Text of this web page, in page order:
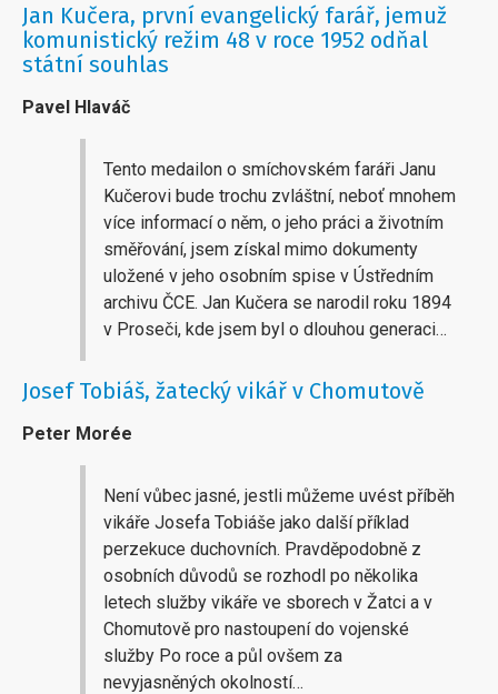
Jan Kučera, první evangelický farář, jemuž
komunistický režim 48 v roce 1952 odňal
státní souhlas
Pavel Hlaváč
Tento medailon o smíchovském faráři Janu
Kučerovi bude trochu zvláštní, neboť mnohem
více informací o něm, o jeho práci a životním
směřování, jsem získal mimo dokumenty
uložené v jeho osobním spise v Ústředním
archivu ČCE. Jan Kučera se narodil roku 1894
v Proseči, kde jsem byl o dlouhou generaci…
Josef Tobiáš, žatecký vikář v Chomutově
Peter Morée
Není vůbec jasné, jestli můžeme uvést příběh
vikáře Josefa Tobiáše jako další příklad
perzekuce duchovních. Pravděpodobně z
osobních důvodů se rozhodl po několika
letech služby vikáře ve sborech v Žatci a v
Chomutově pro nastoupení do vojenské
služby Po roce a půl ovšem za
nevyjasněných okolností…